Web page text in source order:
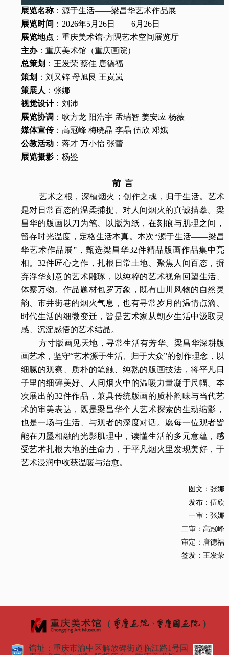
展览名称：源于生活——梁昌华艺术作品展
展览时间 ：2026年5月26日——6月26日
展览地点 ：重庆美术馆·方隅艺术空间展览厅
主办：重庆美术馆（重庆画院）
总策划 ：王发荣 蔡佳 唐德福
策划 ：刘又锌 母旭艮 王岚岚
策展人 ：张娜
视觉设计：刘沛
展览协调 ：耿方龙 阳浩宇 孟瑞智 姜安应 杨薇
媒体宣传：高冠峰 梅晓晶 李晶 伍欣 邓娥
公教活动：蒋才 万小怡 张蕾
展览摄影：杨鉴
前 言
艺术之根，深植烟火；创作之魂，归于生活。艺术
是对日常百态的温柔捕捉、对人间烟火的真诚描摹。梁
昌华的版画以刀为笔、以版为纸，在刻痕与肌理之间，
留存时光温度，定格生活本真。本次“源于生活——梁昌
华艺术作品展”，甄选梁昌华32件精品版画作品集中亮
相。32件匠心之作，扎根日常土地、聚焦人间百态，摒
弃浮华刻意的艺术雕琢，以纯粹的艺术视角回望生活、
体察万物。作品题材包罗万象，既有山川风物的自然灵
韵、市井街巷的烟火气息，也有寻常岁月的温情点滴、
时代生活的细微变迁，皆是艺术家从朝夕生活中汲取灵
感、沉淀感悟的艺术结晶。
方寸版画见天地，寻常生活有芳华。梁昌华深耕版
画艺术，坚守“艺术源于生活、归于大众”的创作理念，以
细腻的观察、质朴的笔触、纯熟的版画技法，将平凡日
子里的细碎美好、人间烟火中的温暖力量凝于尺幅。本
次展出的32件作品，兼具传统版画的质朴韵味与当代艺
术的审美表达，既是梁昌华个人艺术探索的生动缩影，
也是一场与生活、与观者的深度对话。愿每一位观者皆
能在刀墨相融的光影肌理中，读懂生活的多元意蕴，感
受艺术扎根大地的生命力，于平凡烟火里发现美好，于
艺术浸润中收获温暖与治愈。
图文：张娜
发布：伍欣
一审：张娜
二审：高冠峰
审定：唐德福
签发：王发荣
馆址：重庆市渝中区解放碑街道临江路1号国